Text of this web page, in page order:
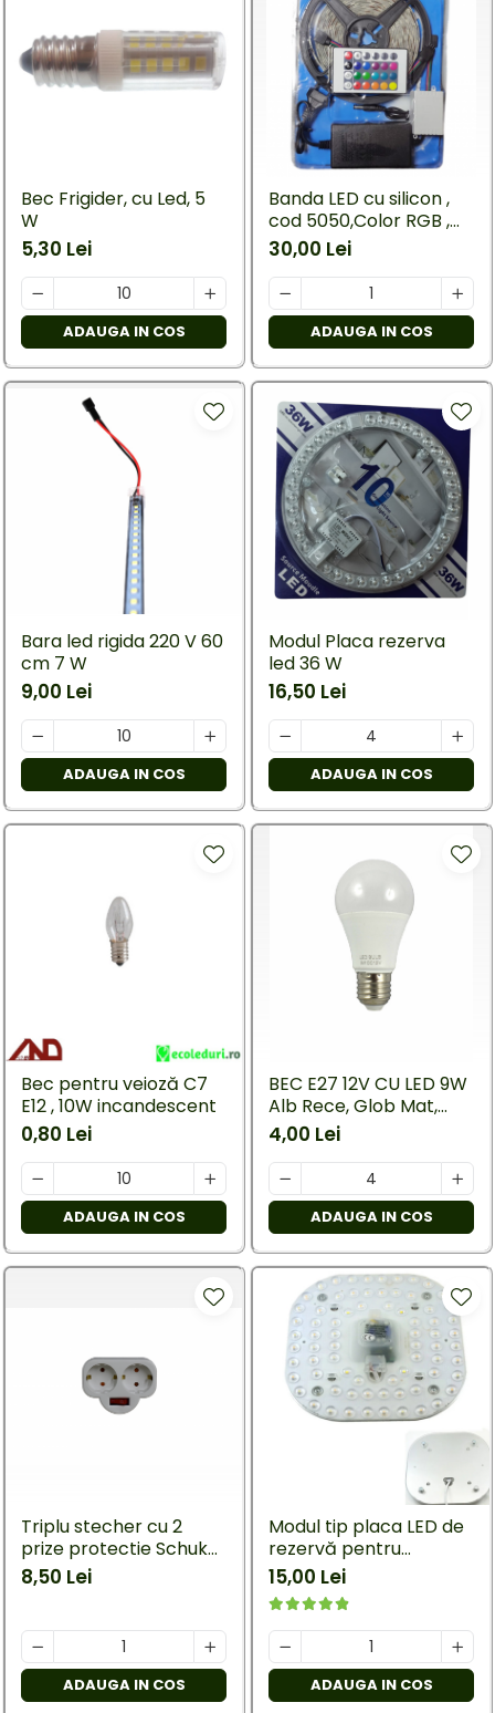
Bec Frigider, cu Led, 5
W
5,30 Lei
ADAUGA IN COS
Banda LED cu silicon ,
cod 5050,Color RGB ,
cu telecomanda si
alimentator, lungime 5
M
30,00 Lei
ADAUGA IN COS
Bara led rigida 220 V 60
cm 7 W
9,00 Lei
ADAUGA IN COS
Modul Placa rezerva
led 36 W
16,50 Lei
ADAUGA IN COS
Bec pentru veioză C7
E12 , 10W incandescent
0,80 Lei
ADAUGA IN COS
BEC E27 12V CU LED 9W
Alb Rece, Glob Mat,
Unghi 180°
4,00 Lei
ADAUGA IN COS
Triplu stecher cu 2
prize protectie Schuko
cu întrerupator si
8,50 Lei
ADAUGA IN COS
Modul tip placa LED de
rezervă pentru
plafonieră 36W
15,00 Lei
ADAUGA IN COS